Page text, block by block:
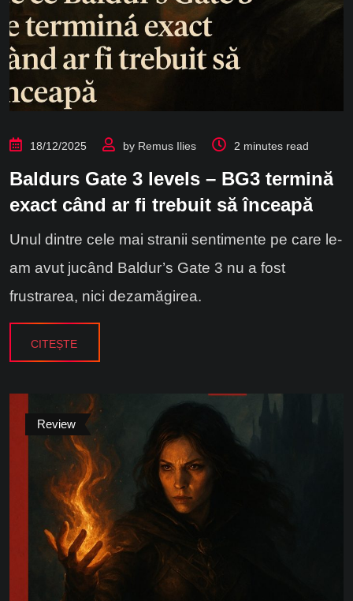
18/12/2025 by Remus Ilies 2 minutes read
Baldurs Gate 3 levels – BG3 termină
exact când ar fi trebuit să înceapă
Unul dintre cele mai stranii sentimente pe care le-
am avut jucând Baldur’s Gate 3 nu a fost
frustrarea, nici dezamăgirea.
CITEȘTE
Review